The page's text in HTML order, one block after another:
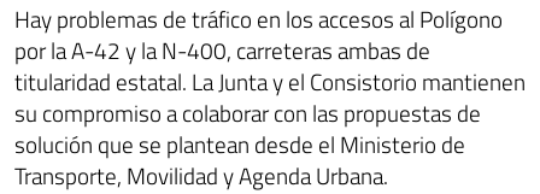
Hay problemas de tráfico en los accesos al Polígono
por la A-42 y la N-400, carreteras ambas de
titularidad estatal. La Junta y el Consistorio mantienen
su compromiso a colaborar con las propuestas de
solución que se plantean desde el Ministerio de
Transporte, Movilidad y Agenda Urbana.